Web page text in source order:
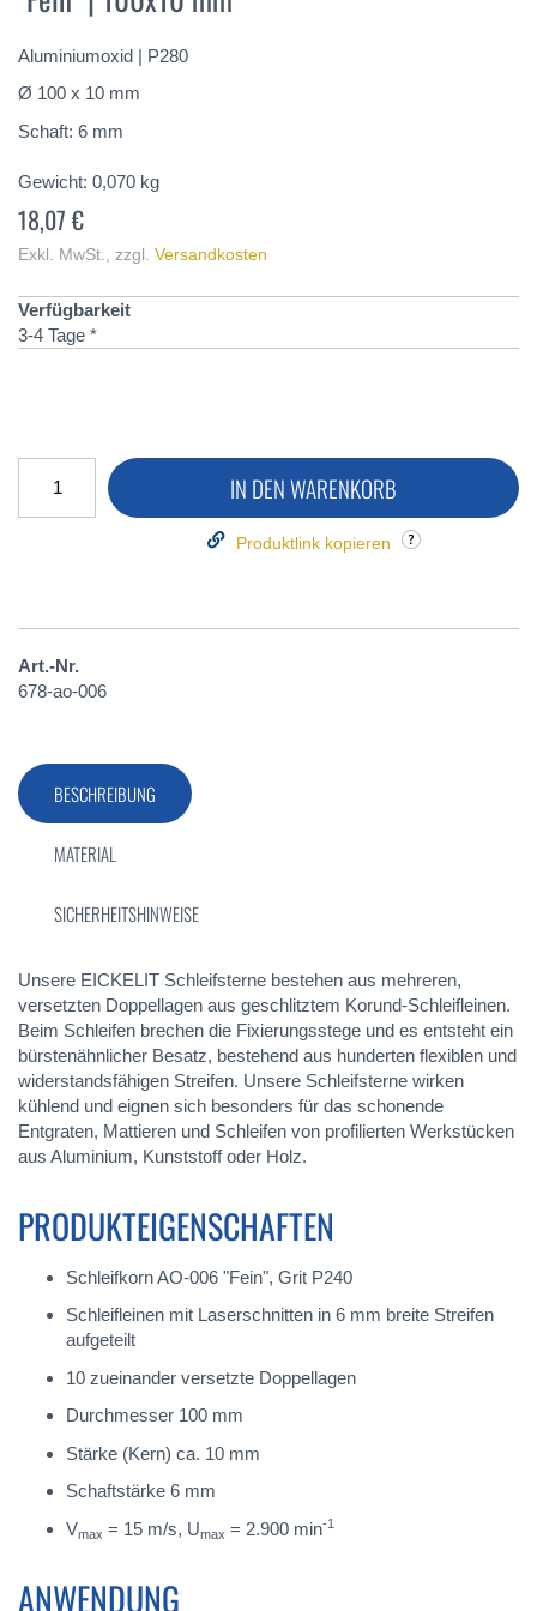
springen
Aluminiumoxid | P280
Ø 100 x 10 mm
Schaft: 6 mm
Gewicht: 0,070 kg
18,07 €
Exkl. MwSt. zzgl. Versandkosten
Verfügbarkeit
3-4 Tage *
IN DEN WARENKORB
Produktlink kopieren
Art.-Nr.
678-ao-006
BESCHREIBUNG
Unsere EICKELIT Schleifsterne bestehen aus mehreren,
versetzten Doppellagen aus geschlitztem Korund-Schleifleinen.
Beim Schleifen brechen die Fixierungsstege und es entsteht ein
bürstenähnlicher Besatz, bestehend aus hunderten flexiblen und
widerstandsfähigen Streifen. Unsere Schleifsterne wirken
kühlend und eignen sich besonders für das schonende
Entgraten, Mattieren und Schleifen von profilierten Werkstücken
aus Aluminium, Kunststoff oder Holz.
PRODUKTEIGENSCHAFTEN
Schleifkorn AO-006 "Fein", Grit P240
Schleifleinen mit Laserschnitten in 6 mm breite Streifen
aufgeteilt
10 zueinander versetzte Doppellagen
Durchmesser 100 mm
Stärke (Kern) ca. 10 mm
Schaftstärke 6 mm
Vmax = 15 m/s, Umax = 2.900 min-1
ANWENDUNG
MATERIAL
SICHERHEITSHINWEISE